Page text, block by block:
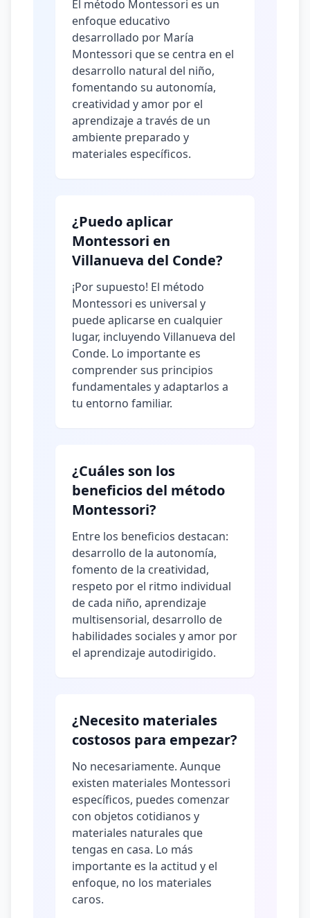
El método Montessori es un
enfoque educativo
desarrollado por María
Montessori que se centra en el
desarrollo natural del niño,
fomentando su autonomía,
creatividad y amor por el
aprendizaje a través de un
ambiente preparado y
materiales específicos.
¿Puedo aplicar
Montessori en
Villanueva del Conde?
¡Por supuesto! El método
Montessori es universal y
puede aplicarse en cualquier
lugar, incluyendo Villanueva del
Conde. Lo importante es
comprender sus principios
fundamentales y adaptarlos a
tu entorno familiar.
¿Cuáles son los
beneficios del método
Montessori?
Entre los beneficios destacan:
desarrollo de la autonomía,
fomento de la creatividad,
respeto por el ritmo individual
de cada niño, aprendizaje
multisensorial, desarrollo de
habilidades sociales y amor por
el aprendizaje autodirigido.
¿Necesito materiales
costosos para empezar?
No necesariamente. Aunque
existen materiales Montessori
específicos, puedes comenzar
con objetos cotidianos y
materiales naturales que
tengas en casa. Lo más
importante es la actitud y el
enfoque, no los materiales
caros.